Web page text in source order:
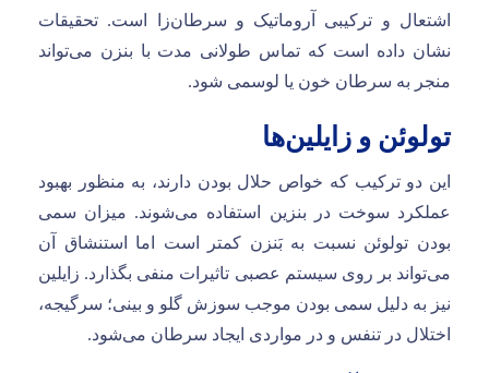
اشتعال و ترکیبی آروماتیک و سرطان‌زا است. تحقیقات
نشان داده است که تماس طولانی مدت با بنزن می‌تواند
منجر به سرطان خون یا لوسمی شود.
تولوئن و زایلین‌ها
این دو ترکیب که خواص حلال بودن دارند، به منظور بهبود
عملکرد سوخت در بنزین استفاده می‌شوند. میزان سمی
بودن تولوئن نسبت به بَنزن کمتر است اما استنشاق آن
می‌تواند بر روی سیستم عصبی تاثیرات منفی بگذارد. زایلین
نیز به دلیل سمی بودن موجب سوزش گلو و بینی؛ سرگیجه،
اختلال در تنفس و در مواردی ایجاد سرطان می‌شود.